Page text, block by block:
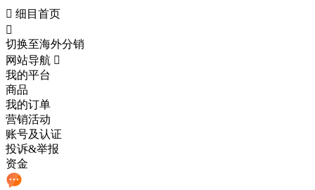
 细目首页

切换至海外分销
网站导航 
我的平台
商品
我的订单
营销活动
账号及认证
投诉&举报
资金